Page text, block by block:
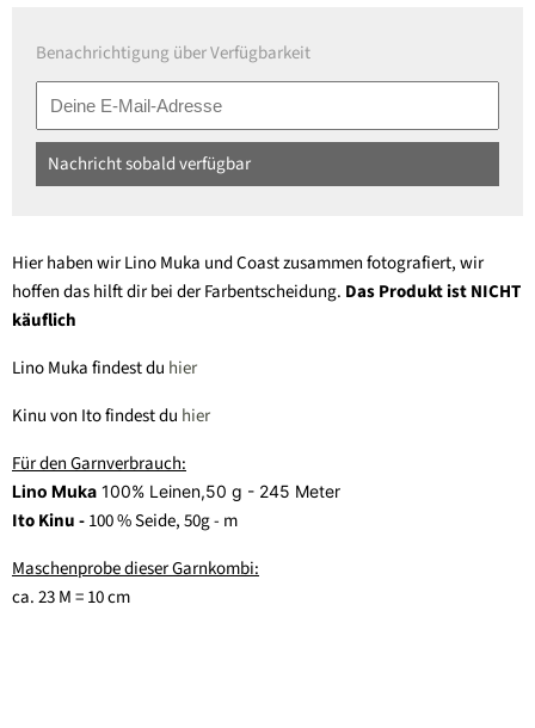
Benachrichtigung über Verfügbarkeit
Nachricht sobald verfügbar
Hier haben wir Lino Muka und Coast zusammen fotografiert, wir
hoffen das hilft dir bei der Farbentscheidung. Das Produkt ist NICHT
käuflich
Lino Muka findest du hier
Kinu von Ito findest du hier
Für den Garnverbrauch:
Lino Muka 100% Leinen,50 g - 245 Meter
Ito Kinu -100% Seide, 50g - m
Maschenprobe dieser Garnkombi:
ca. 23 M = 10 cm